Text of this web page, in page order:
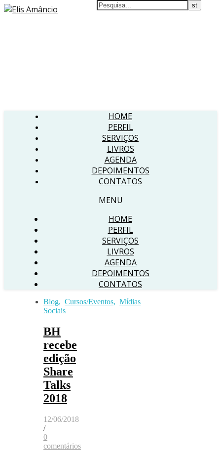
HOME
PERFIL
SERVIÇOS
LIVROS
AGENDA
DEPOIMENTOS
CONTATOS
MENU
HOME
PERFIL
SERVIÇOS
LIVROS
AGENDA
DEPOIMENTOS
CONTATOS
Blog, Cursos/Eventos, Mídias
Sociais
BH
recebe
edição
Share
Talks
2018
12/06/2018
/
0
comentários